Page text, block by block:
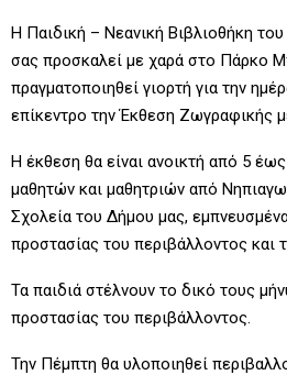
Η Παιδική – Νεανική Βιβλιοθήκη
σας προσκαλεί με χαρά στο Πάρκο
πραγματοποιηθεί γιορτή για την
επίκεντρο την Έκθεση Ζωγραφικής
Η έκθεση θα είναι ανοικτή από 5
μαθητών και μαθητριών από
Σχολεία του Δήμου μας,
προστασίας του περιβάλλοντος και
Τα παιδιά στέλνουν το δικό τους
προστασίας του περιβάλλοντος.
Την Πέμπτη θα υλοποιηθεί